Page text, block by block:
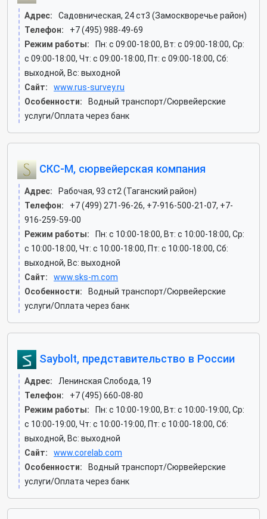
Адрес:
Садовническая, 24 ст3 (Замоскворечье район)
Телефон:
+7 (495) 988-49-69
Режим работы:
Пн: c 09:00-18:00, Вт: c 09:00-18:00, Ср:
c 09:00-18:00, Чт: c 09:00-18:00, Пт: c 09:00-18:00, Сб:
выходной, Вс: выходной
Сайт:
www.rus-survey.ru
Особенности:
Водный транспорт/Сюрвейерские
услуги/Оплата через банк
СКС-М, сюрвейерская компания
Адрес:
Рабочая, 93 ст2 (Таганский район)
Телефон:
+7 (499) 271-96-26, +7-916-500-21-07, +7-
916-259-59-00
Режим работы:
Пн: c 10:00-18:00, Вт: c 10:00-18:00, Ср:
c 10:00-18:00, Чт: c 10:00-18:00, Пт: c 10:00-18:00, Сб:
выходной, Вс: выходной
Сайт:
www.sks-m.com
Особенности:
Водный транспорт/Сюрвейерские
услуги/Оплата через банк
Saybolt, представительство в России
Адрес:
Ленинская Слобода, 19
Телефон:
+7 (495) 660-08-80
Режим работы:
Пн: c 10:00-19:00, Вт: c 10:00-19:00, Ср:
c 10:00-19:00, Чт: c 10:00-19:00, Пт: c 10:00-18:00, Сб:
выходной, Вс: выходной
Сайт:
www.corelab.com
Особенности:
Водный транспорт/Сюрвейерские
услуги/Оплата через банк